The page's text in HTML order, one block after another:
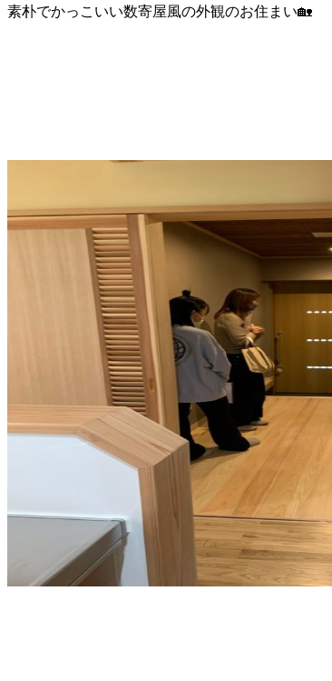
素朴でかっこいい数寄屋風の外観のお住まい🏡